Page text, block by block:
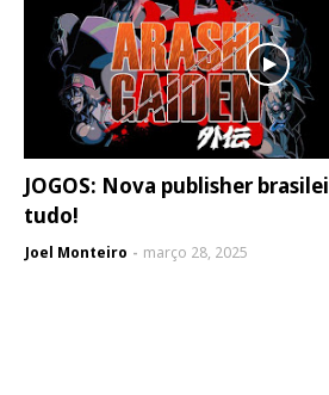
JOGOS: Nova publisher
tudo!
Joel Monteiro março 28, 2025